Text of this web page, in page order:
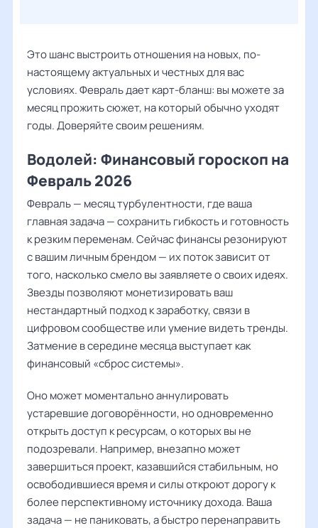
Это шанс выстроить отношения на новых, по-
настоящему актуальных и честных для вас
условиях. Февраль дает карт-бланш: вы можете за
месяц прожить сюжет, на который обычно уходят
годы. Доверяйте своим решениям.
Водолей: Финансовый гороскоп на
Февраль 2026
Февраль — месяц турбулентности, где ваша
главная задача — сохранить гибкость и готовность
к резким переменам. Сейчас финансы резонируют
с вашим личным брендом — их поток зависит от
того, насколько смело вы заявляете о своих идеях.
Звезды позволяют монетизировать ваш
нестандартный подход к заработку, связи в
цифровом сообществе или умение видеть тренды.
Затмение в середине месяца выступает как
финансовый «сброс системы».
Оно может моментально аннулировать
устаревшие договорённости, но одновременно
открыть доступ к ресурсам, о которых вы не
подозревали. Например, внезапно может
завершиться проект, казавшийся стабильным, но
освободившиеся время и силы откроют дорогу к
более перспективному источнику дохода. Ваша
задача — не паниковать, а быстро перенаправить